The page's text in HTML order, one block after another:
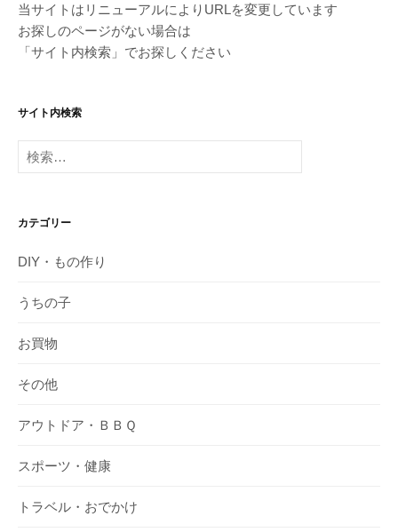
当サイトはリニューアルによりURLを変更しています
お探しのページがない場合は
「サイト内検索」でお探しください
サイト内検索
検
索:
カテゴリー
DIY・もの作り
うちの子
お買物
その他
アウトドア・ＢＢＱ
スポーツ・健康
トラベル・おでかけ